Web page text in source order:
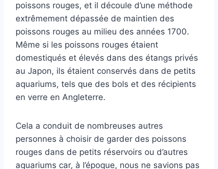
poissons rouges, et il découle d’une méthode
extrêmement dépassée de maintien des
poissons rouges au milieu des années 1700.
Même si les poissons rouges étaient
domestiqués et élevés dans des étangs privés
au Japon, ils étaient conservés dans de petits
aquariums, tels que des bols et des récipients
en verre en Angleterre.
Cela a conduit de nombreuses autres
personnes à choisir de garder des poissons
rouges dans de petits réservoirs ou d’autres
aquariums car, à l’époque, nous ne savions pas